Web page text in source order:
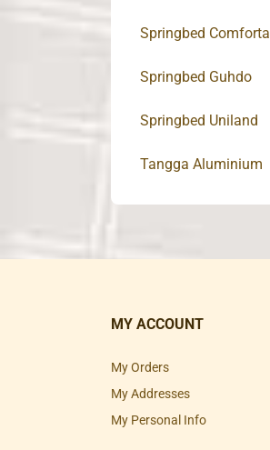
Springbed Comforta
Springbed Guhdo
Springbed Uniland
Tangga Aluminium
MY ACCOUNT
My Orders
My Addresses
My Personal Info